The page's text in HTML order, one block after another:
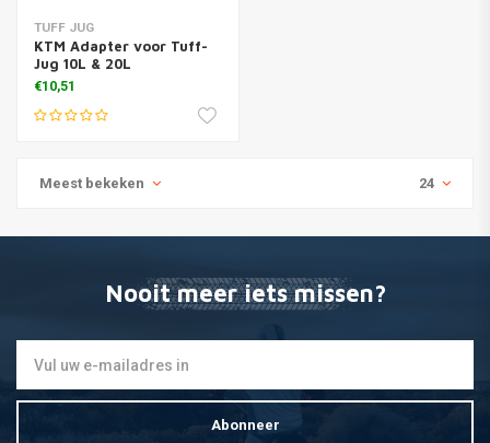
TUFF JUG
KTM Adapter voor Tuff-
Jug 10L & 20L
€10,51
Meest bekeken 24
Nooit meer iets missen?
Abonneer